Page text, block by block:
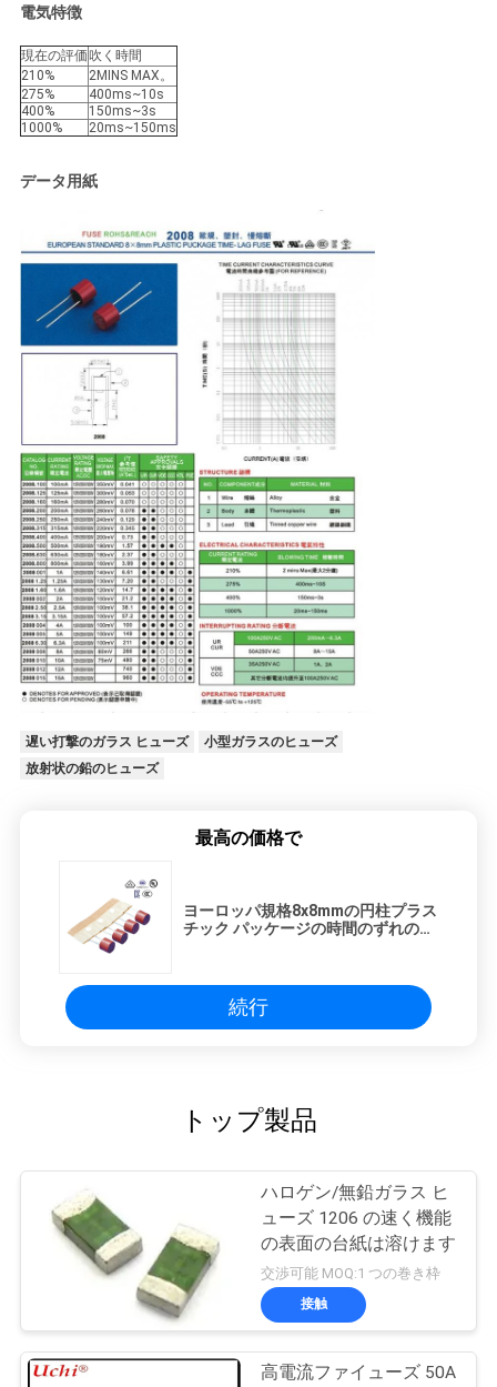
引
用
を
要
し
さ
地
図
PRIVACY
POLICY
電気特徴
現在の評価 吹く時間
210%
2MINS MAX。
275%
400ms~10s
400%
150ms~3s
1000%
20ms~150ms
データ用紙
遅い打撃のガラス ヒューズ
小型ガラスのヒューズ
放射状の鉛のヒューズ
最高の価格で
ヨーロッパ規格8x8mmの円柱プラス
チック パッケージの時間のずれの
続行
トップ製品
ハロゲン/無鉛ガラス ヒ
ューズ 1206 の速く機能
の表面の台紙は溶けます
交渉可能 MOQ:1 つの巻き枠
接触
高電流ファイューズ 50A